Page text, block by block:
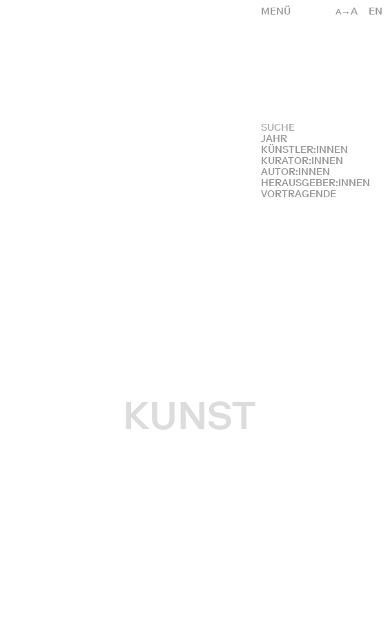
A →A EN
MENÜ
KUNST
JAHR
KÜNSTLER:INNEN
KURATOR:INNEN
AUTOR:INNEN
HERAUSGEBER:INNEN
VORTRAGENDE